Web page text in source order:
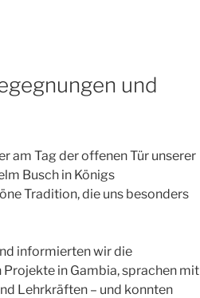
und
am Tag der offenen Tür unserer
Busch in Königs
Tradition, die uns besonders
informierten wir die
in Gambia, sprachen mit
Lehrkräften – und konnten